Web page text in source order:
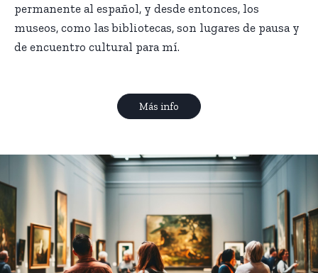
permanente al español, y desde entonces, los
museos, como las bibliotecas, son lugares de pausa y
de encuentro cultural para mí.
Más info